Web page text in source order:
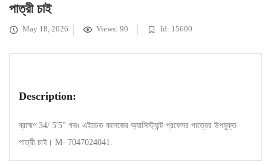
পাত্রী চাই
May 18, 2026 Views: 90 Id: 15600
Description:
ব্রাহ্মণ 34/ 5'5" গভঃ এইডেড কলেজের অ্যাসিস্ট্যান্ট প্রফেসর পাত্রের উপযুক্ত
পাত্রী চাই। M- 7047024041.